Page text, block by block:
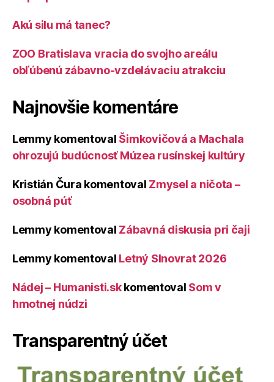
Akú silu má tanec?
ZOO Bratislava vracia do svojho areálu
obľúbenú zábavno-vzdelávaciu atrakciu
Najnovšie komentáre
Lemmy komentoval Šimkovičová a Machala
ohrozujú budúcnosť Múzea rusínskej kultúry
Kristián Čura komentoval Zmysel a ničota –
osobná púť
Lemmy komentoval Zábavná diskusia pri čaji
Lemmy komentoval Letný Slnovrat 2026
Nádej – Humanisti.skkomentoval Som v
hmotnej núdzi
Transparentný účet